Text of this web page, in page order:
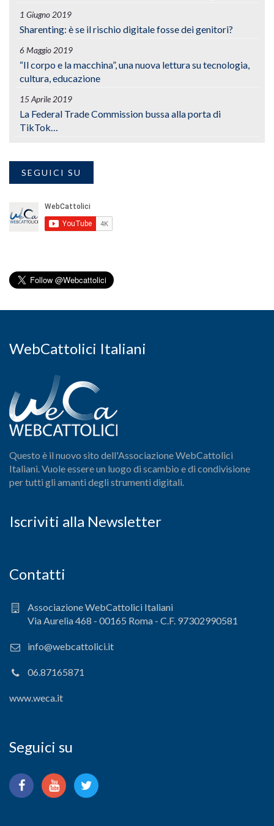
1 Giugno 2019
Sharenting: è se il rischio digitale fosse dei genitori?
6 Maggio 2019
“Il corpo e la macchina”, una nuova lettura su tecnologia,
cultura, educazione
15 Aprile 2019
La Federal Trade Commission bussa alla porta di
TikTok…
SEGUICI SU
WebCattolici Italiani
Questo è il nuovo sito dell'Associazione WebCattolici
Italiani. Vuole essere un luogo di scambio e di condivisione
per tutti gli amanti degli strumenti digitali.
Iscriviti alla Newsletter
Contatti
Associazione WebCattolici Italiani
Via Aurelia 468 - 00165 Roma - C.F. 97302990581
info@webcattolici.it
06.87165871
www.weca.it
Seguici su